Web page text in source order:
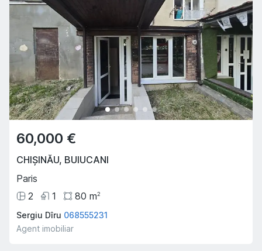
60,000 €
CHIȘINĂU, BUIUCANI
Paris
2
1 80 m2
Sergiu Dîru 068555231
Agent imobiliar